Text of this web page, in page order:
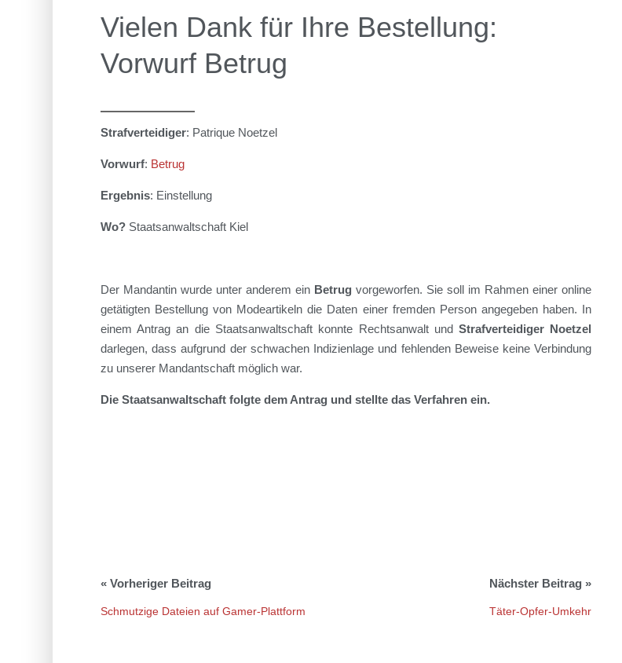
Vielen Dank für Ihre Bestellung:
Vorwurf Betrug
Strafverteidiger: Patrique Noetzel
Vorwurf: Betrug
Ergebnis: Einstellung
Wo?Staatsanwaltschaft Kiel
Der Mandantin wurde unter anderem ein Betrug vorgeworfen. Sie soll im Rahmen einer online
getätigten Bestellung von Modeartikeln die Daten einer fremden Person angegeben haben. In
einem Antrag an die Staatsanwaltschaft konnte Rechtsanwalt undStrafverteidiger Noetzel
darlegen, dass aufgrund der schwachen Indizienlage und fehlenden Beweise keine Verbindung
zu unserer Mandantschaft möglich war.
Die Staatsanwaltschaft folgte dem Antrag und stellte das Verfahren ein.
Schmutzige Dateien auf Gamer-Plattform Täter-Opfer-Umkehr